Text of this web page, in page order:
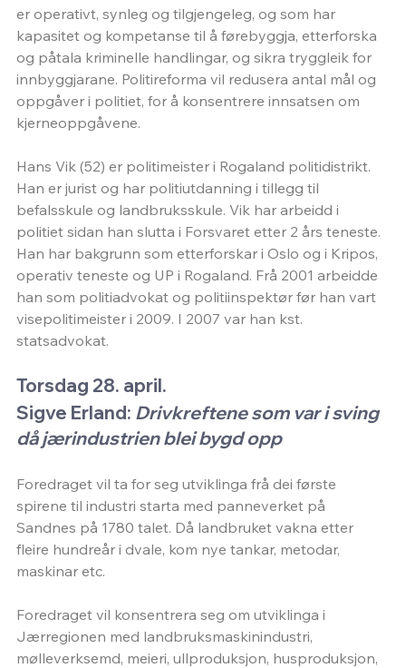
er operativt, synleg og tilgjengeleg, og som har
kapasitet og kompetanse til å førebyggja, etterforska
og påtala kriminelle handlingar, og sikra tryggleik for
innbyggjarane. Politireforma vil redusera antal mål og
oppgåver i politiet, for å konsentrere innsatsen om
kjerneoppgåvene.
Hans Vik (52) er politimeister i Rogaland politidistrikt.
Han er jurist og har politiutdanning i tillegg til
befalsskule og landbruksskule. Vik har arbeidd i
politiet sidan han slutta i Forsvaret etter 2 års teneste.
Han har bakgrunn som etterforskar i Oslo og i Kripos,
operativ teneste og UP i Rogaland. Frå 2001 arbeidde
han som politiadvokat og politiinspektør før han vart
visepolitimeister i 2009. I 2007 var han kst.
statsadvokat.
Torsdag 28. april.
Sigve Erland: Drivkreftene som var i sving
då jærindustrien blei bygd opp
Foredraget vil ta for seg utviklinga frå dei første
spirene til industri starta med panneverket på
Sandnes på 1780 talet. Då landbruket vakna etter
fleire hundreår i dvale, kom nye tankar, metodar,
maskinar etc.
Foredraget vil konsentrera seg om utviklinga i
Jærregionen med landbruksmaskinindustri,
mølleverksemd, meieri, ullproduksjon, husproduksjon,